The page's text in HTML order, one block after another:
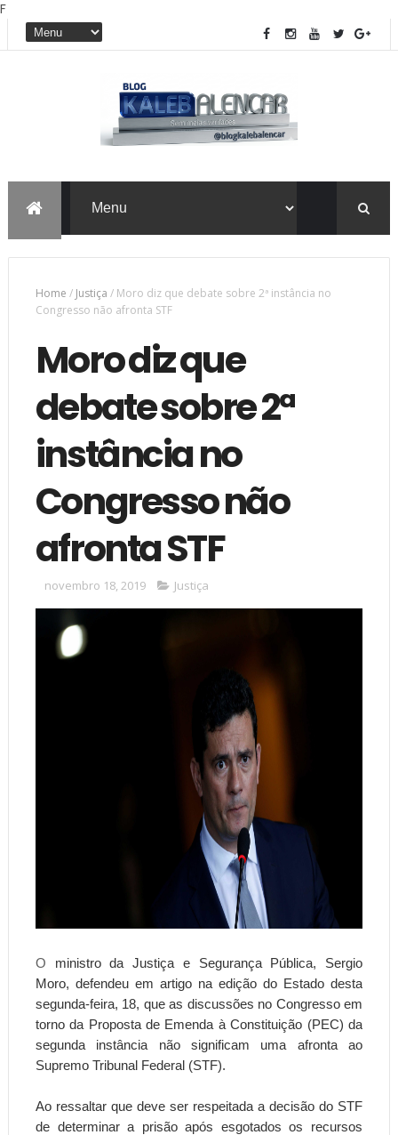
F
Home / Justiça / Moro diz que debate sobre 2ª instância no
Congresso não afronta STF
Moro diz que
debate sobre 2ª
instância no
Congresso não
afronta STF
novembro 18, 2019 Justiça
O ministro da Justiça e Segurança Pública, Sergio
Moro, defendeu em artigo na edição do Estado desta
segunda-feira, 18, que as discussões no Congresso em
torno da Proposta de Emenda à Constituição (PEC) da
segunda instância não significam uma afronta ao
Supremo Tribunal Federal (STF).
Ao ressaltar que deve ser respeitada a decisão do STF
de determinar a prisão após esgotados os recursos